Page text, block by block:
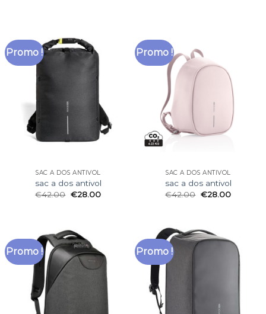
Promo !
SAC A DOS ANTIVOL
sac a dos antivol
€42.00 €28.00
Promo !
SAC A DOS ANTIVOL
sac a dos antivol
€42.00 €28.00
Promo ! Promo !